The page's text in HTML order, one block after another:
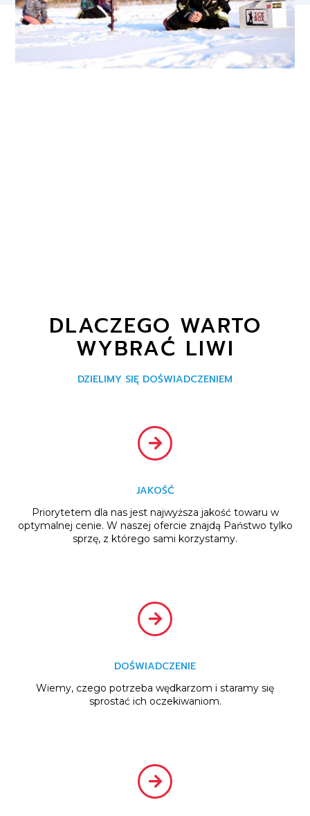
DLACZEGO WARTO
WYBRAĆ LIWI
DZIELIMY SIĘ DOŚWIADCZENIEM
JAKOŚĆ
Priorytetem dla nas jest najwyższa jakość towaru w
optymalnej cenie. W naszej ofercie znajdą Państwo tylko
sprzę, z którego sami korzystamy.
DOŚWIADCZENIE
Wiemy, czego potrzeba wędkarzom i staramy się
sprostać ich oczekiwaniom.